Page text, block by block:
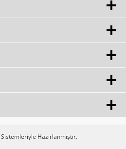
Sistemleriyle Hazırlanmıştır.